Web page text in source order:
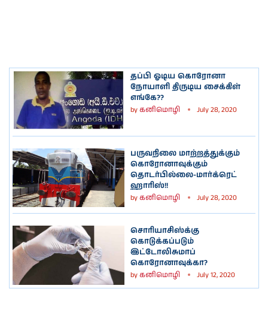
தப்பி ஓடிய கொரோனா
நோயாளி திருடிய சைக்கிள்
எங்கே??
byகனிமொழி July 28, 2020
பருவநிலை மாற்றத்துக்கும்
கொரோனாவுக்கும்
தொடர்பில்லை-மார்க்ரெட்
ஹாரிஸ்!!
byகனிமொழி July 28, 2020
சொரியாசிஸ்க்கு
கொடுக்கப்படும்
இட்டோலிசுமாப்
கொரோனாவுக்கா?
byகனிமொழி July 12, 2020